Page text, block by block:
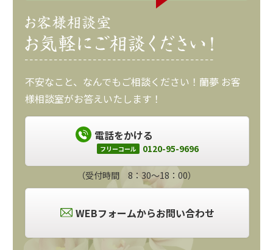
不安なこと、なんでもご相談ください！蘭夢 お客
様相談室がお答えいたします！
電話をかける
フリーコール 0120-95-9696
（受付時間 8：30～18：00）
WEBフォームからお問い合わせ